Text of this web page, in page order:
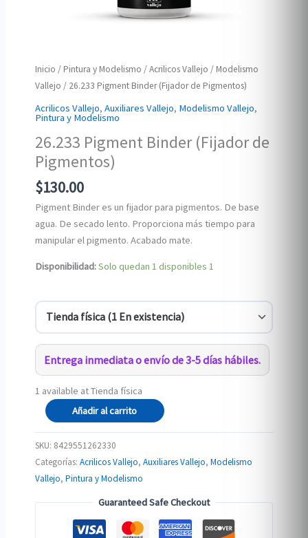
Inicio / Pintura y Modelismo /Acrilicos Vallejo / Modelismo
Vallejo / 26.233 Pigment Binder (Fijador de Pigmentos)
Acrilicos Vallejo,Auxiliares Vallejo, Modelismo Vallejo,
Pintura y Modelismo
26.233 Pigment Binder (Fijador de
Pigmentos)
$130.00
Pigment Binder es un fijador para pigmentos. De base
agua. De secado lento. Proporciona más tiempo para
manipular el pigmento. Acabado mate.
Disponibilidad:Solo quedan 1 disponibles 1
Entrega inmediata o envío de 3-5 días hábiles.
1 available at Tienda física
26.233
Pigment
Binder
(Fijador
de
cantidad
Añadir al carrito
SKU: 8429551262330
Categorías:Acrilicos Vallejo,Auxiliares Vallejo,Modelismo
Vallejo,Pintura y Modelismo
Guaranteed Safe Checkout